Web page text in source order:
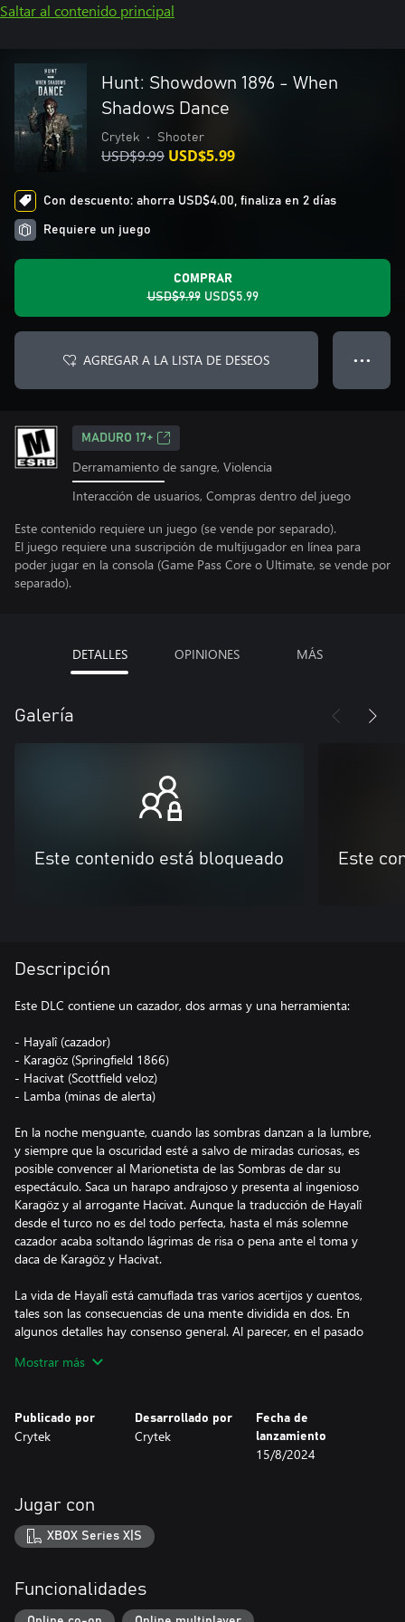
Saltar al contenido principal
Hunt: Showdown 1896 - When
Shadows Dance
Crytek • Shooter
USD$9.99 USD$5.99
Con descuento: ahorra USD$4.00, finaliza en 2 días
Requiere un juego
COMPRAR
USD$9.99 USD$5.99
AGREGAR A LA LISTA DE DESEOS ● ● ●
MADURO 17+
Derramamiento de sangre, Violencia
Interacción de usuarios, Compras dentro del juego
Este contenido requiere un juego (se vende por separado).
El juego requiere una suscripción de multijugador en línea para
poder jugar en la consola (Game Pass Core o Ultimate, se vende por
separado).
DETALLES OPINIONES MÁS
Galería
Este contenido está bloqueado Este
Descripción
Este DLC contiene un cazador, dos armas y una herramienta:
- Hayalî (cazador)
- Karagöz (Springfield 1866)
- Hacivat (Scottfield veloz)
- Lamba (minas de alerta)
En la noche menguante, cuando las sombras danzan a la lumbre,
y siempre que la oscuridad esté a salvo de miradas curiosas, es
posible convencer al Marionetista de las Sombras de dar su
espectáculo. Saca un harapo andrajoso y presenta al ingenioso
Karagöz y al arrogante Hacivat. Aunque la traducción de Hayalî
desde el turco no es del todo perfecta, hasta el más solemne
cazador acaba soltando lágrimas de risa o pena ante el toma y
daca de Karagöz y Hacivat.
La vida de Hayalî está camuflada tras varios acertijos y cuentos,
tales son las consecuencias de una mente dividida en dos. En
algunos detalles hay consenso general. Al parecer, en el pasado
mismísimo sultán otomano. Pasaba los días haciendo campaña y
Una vez allí, dejó atrás el derramamiento de sangre e intentó
ganarse la vida uniéndose a varios espectáculos ambulantes,
carnavales venidos a menos y circos repugnantes. Al final, aquello
su presa hasta la muerte.
Si las obras de Hayalî se alargan demasiado, se convierten en
movimientos bobalicones de Karagöz y Hacivat se vuelven
Mostrar más
Publicado por
Crytek
Desarrollado por
Crytek
Fecha de
lanzamiento
15/8/2024
Jugar con
XBOX Series X|S
Funcionalidades